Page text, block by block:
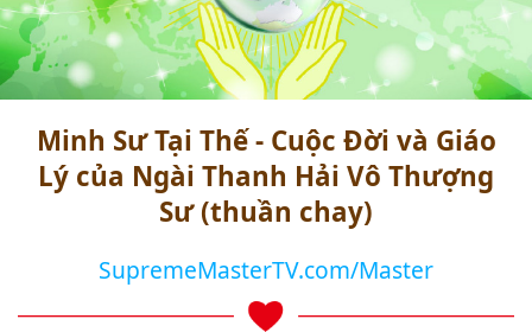
Minh Sư Tại Thế - Cuộc Đời và Giáo
Lý của Ngài Thanh Hải Vô Thượng
Sư (thuần chay)
SupremeMasterTV.com/Master